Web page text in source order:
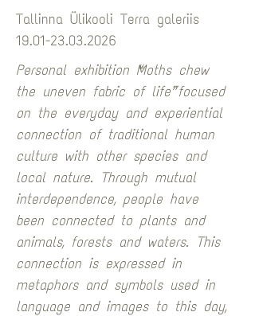
Tallinna Ülikooli Terra galeriis
19.01-23.03.2026
Personal exhibition “Moths chew
the uneven fabric of life” focused
on the everyday and experiential
connection of traditional human
culture with other species and
local nature. Through mutual
interdependence, people have
been connected to plants and
animals, forests and waters. This
connection is expressed in
metaphors and symbols used in
language and images to this day,